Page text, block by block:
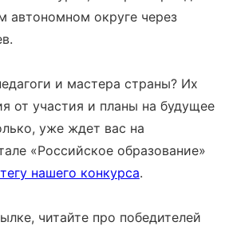
автономном округе через
и мастера страны? Их
от участия и планы на будущее
уже ждет вас на
«Российское образование»
нашего конкурса.
читайте про победителей